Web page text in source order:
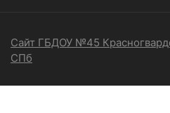
Сайт ГБДОУ №45
СПб